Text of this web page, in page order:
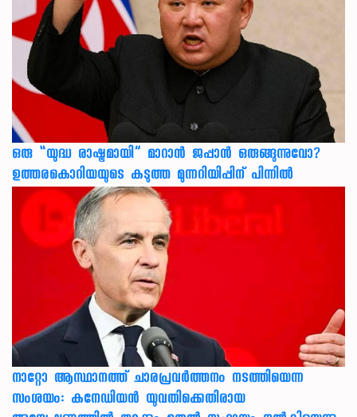
ഒരു “യുദ്ധ രാഷ്ട്രമായി” മാറാൻ ജപ്പാൻ ഒരുങ്ങുന്നുവോ?
ഉത്തരകൊറിയയുടെ കടുത്ത മുന്നറിയിപ്പിന് പിന്നിൽ
നാറ്റോ ആസ്ഥാനത്ത് ചാരപ്രവര്‍ത്തനം നടത്തിയെന്ന
സംശയം: കനേഡിയന്‍ യുവതിക്കെതിരായ